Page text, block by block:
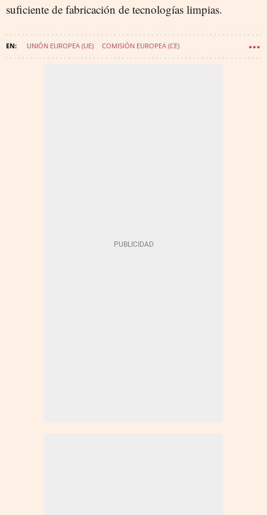
suficiente de fabricación de tecnologías limpias.
UNIÓN EUROPEA (UE) COMISIÓN EUROPEA (CE)